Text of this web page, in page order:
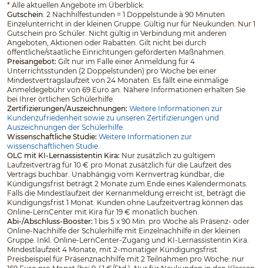
* Alle aktuellen Angebote im Überblick:
Gutschein: 2 Nachhilfestunden = 1 Doppelstunde à 90 Minuten
Einzelunterricht in der kleinen Gruppe. Gültig nur für Neukunden. Nur 1
Gutschein pro Schüler. Nicht gültig in Verbindung mit anderen
Angeboten, Aktionen oder Rabatten. Gilt nicht bei durch
öffentliche/staatliche Einrichtungen geförderten Maßnahmen.
Preisangebot: Gilt nur im Falle einer Anmeldung für 4
Unterrichtsstunden (2 Doppelstunden) pro Woche bei einer
Mindestvertragslaufzeit von 24 Monaten. Es fällt eine einmalige
Anmeldegebühr von 69 Euro an. Nähere Informationen erhalten Sie
bei Ihrer örtlichen Schülerhilfe.
Zertifizierungen/Auszeichnungen: Weitere Informationen zur
Kundenzufriedenheit sowie zu unseren Zertifizierungen und
Auszeichnungen der Schülerhilfe.
Wissenschaftliche Studie: Weitere Informationen zur
wissenschaftlichen Studie.
OLC mit KI-Lernassistentin Kira: Nur zusätzlich zu gültigem
Laufzeitvertrag für 10 € pro Monat zusätzlich für die Laufzeit des
Vertrags buchbar. Unabhängig vom Kernvertrag kündbar, die
Kündigungsfrist beträgt 2 Monate zum Ende eines Kalendermonats.
Falls die Mindestlaufzeit der Kernanmeldung erreicht ist, beträgt die
Kündigungsfrist 1 Monat. Kunden ohne Laufzeitvertrag können das
Online-LernCenter mit Kira für 19 € monatlich buchen.
Abi-/Abschluss-Booster: 1 bis 5 x 90 Min. pro Woche als Präsenz- oder
Online-Nachhilfe der Schülerhilfe mit Einzelnachhilfe in der kleinen
Gruppe. Inkl. Online-LernCenter-Zugang und KI-Lernassistentin Kira.
Mindestlaufzeit 4 Monate, mit 2-monatiger Kündigungsfrist.
Preisbeispiel für Präsenznachhilfe mit 2 Teilnahmen pro Woche: nur